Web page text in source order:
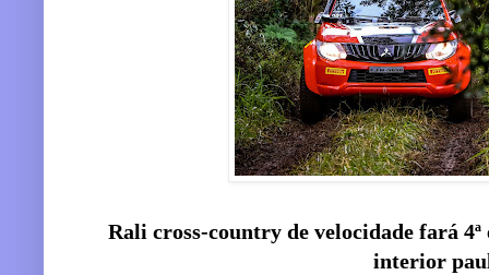
Rali cross-country de velocidade fará
interior